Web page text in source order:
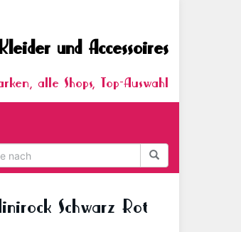
und Accessoires
alle Shops, Top-Auswahl
Schwarz Rot